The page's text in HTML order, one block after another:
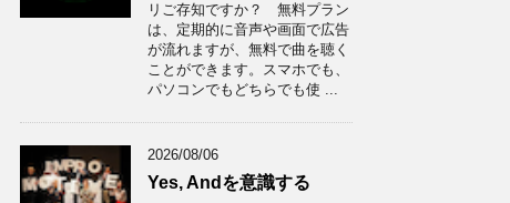
リご存知ですか？ 無料プラン
は、定期的に音声や画面で広告
が流れますが、無料で曲を聴く
ことができます。スマホでも、
パソコンでもどちらでも使 ...
2026/08/06
Yes, Andを意識する